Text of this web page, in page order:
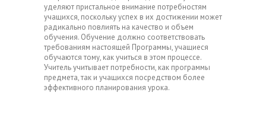
уделяют пристальное внимание потребностям
учащихся, поскольку успех в их достижении может
радикально повлиять на качество и объем
обучения. Обучение должно соответствовать
требованиям настоящей Программы, учащиеся
обучаются тому, как учиться в этом процессе.
Учитель учитывает потребности, как программы
предмета, так и учащихся посредством более
эффективного планирования урока.